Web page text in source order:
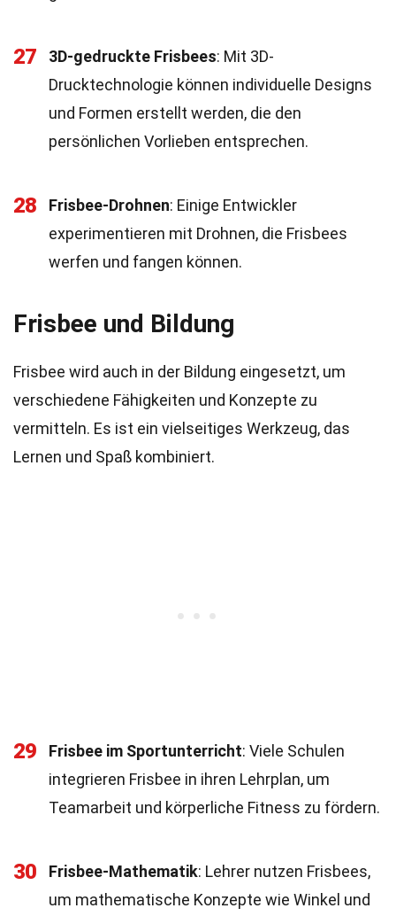
27 3D-gedruckte Frisbees: Mit 3D-
Drucktechnologie können individuelle Designs
und Formen erstellt werden, die den
persönlichen Vorlieben entsprechen.
28 Frisbee-Drohnen: Einige Entwickler
experimentieren mit Drohnen, die Frisbees
werfen und fangen können.
Frisbee und Bildung
Frisbee wird auch in der Bildung eingesetzt, um
verschiedene Fähigkeiten und Konzepte zu
vermitteln. Es ist ein vielseitiges Werkzeug, das
Lernen und Spaß kombiniert.
29 Frisbee im Sportunterricht: Viele Schulen
integrieren Frisbee in ihren Lehrplan, um
Teamarbeit und körperliche Fitness zu fördern.
30 Frisbee-Mathematik: Lehrer nutzen Frisbees,
um mathematische Konzepte wie Winkel und